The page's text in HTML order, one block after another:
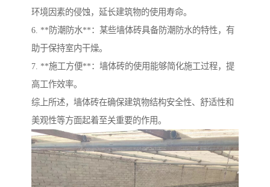
环境因素的侵蚀，延长建筑物的使用寿命。
6. **防潮防水**：某些墙体砖具备防潮防水的特性，有
助于保持室内干燥。
7. **施工方便**：墙体砖的使用能够简化施工过程，提
高工作效率。
综上所述，墙体砖在确保建筑物结构安全性、舒适性和
美观性等方面起着至关重要的作用。